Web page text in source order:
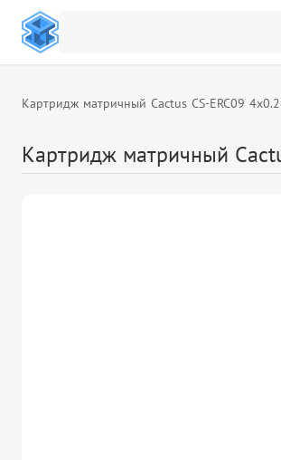
Картридж матричный Cactus CS-ERC09
Картридж матричный